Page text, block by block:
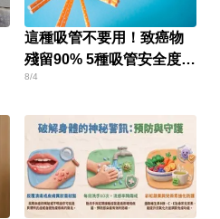
這種吸管不要用！致癌物
殘留90% 5種吸管安全度排
名
8/4